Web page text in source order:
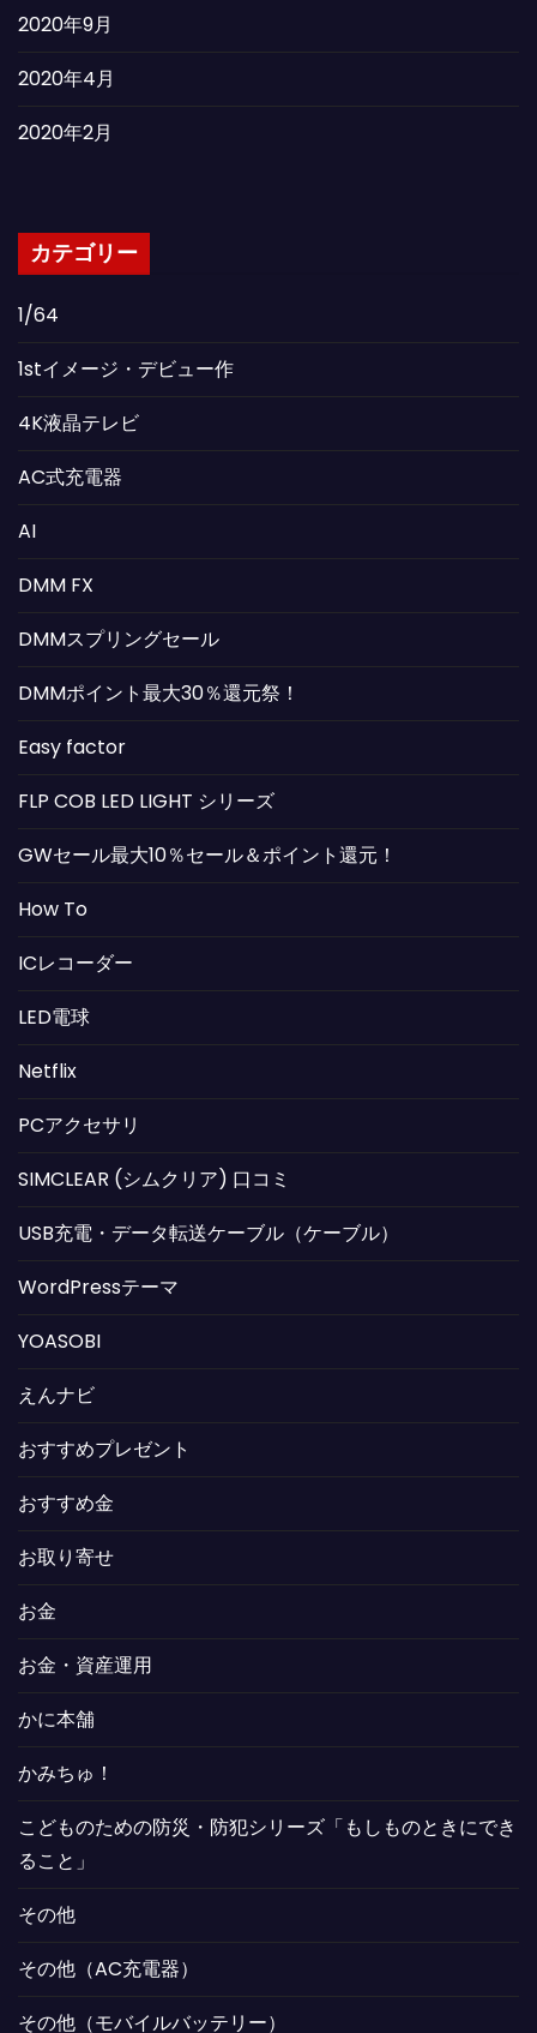
2020年9月
2020年4月
2020年2月
カテゴリー
1/64
1stイメージ・デビュー作
4K液晶テレビ
AC式充電器
AI
DMM FX
DMMスプリングセール
DMMポイント最大30％還元祭！
Easy factor
FLP COB LED LIGHT シリーズ
GWセール最大10％セール＆ポイント還元！
How To
ICレコーダー
LED電球
Netflix
PCアクセサリ
SIMCLEAR (シムクリア) 口コミ
USB充電・データ転送ケーブル（ケーブル）
WordPressテーマ
YOASOBI
えんナビ
おすすめプレゼント
おすすめ金
お取り寄せ
お金
お金・資産運用
かに本舗
かみちゅ！
こどものための防災・防犯シリーズ「もしものときにでき
ること」
その他
その他（AC充電器）
その他（モバイルバッテリー）